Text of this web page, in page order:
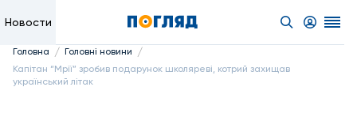
Новости
Головна / Головні новини /
Капітан “Мрії” зробив подарунок школяреві, котрий захищав
український літак